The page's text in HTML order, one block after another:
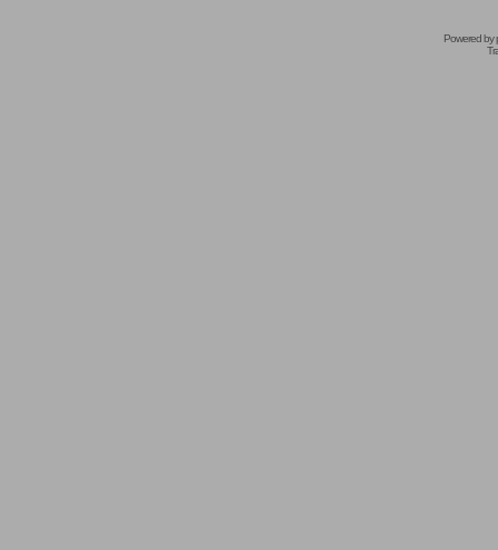
Powered by